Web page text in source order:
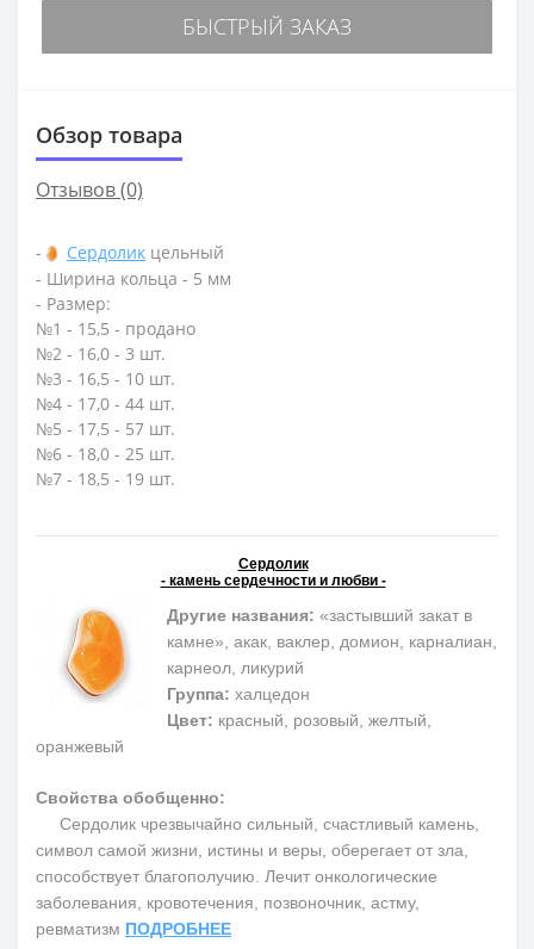
БЫСТРЫЙ ЗАКАЗ
Обзор товара
Отзывов (0)
- Сердолик цельный
- Ширина кольца - 5 мм
- Размер:
№1 - 15,5 - продано
№2 - 16,0 - 3 шт.
№3 - 16,5 - 10 шт.
№4 - 17,0 - 44 шт.
№5 - 17,5 - 57 шт.
№6 - 18,0 - 25 шт.
№7 - 18,5 - 19 шт.
Сердолик
- камень сердечности и любви -
Другие названия: «застывший закат в
камне», акак, ваклер, домион, карналиан,
карнеол, ликурий
Группа: халцедон
Цвет: красный, розовый, желтый,
оранжевый
Свойства обобщенно:
Сердолик чрезвычайно сильный, счастливый камень,
символ самой жизни, истины и веры, оберегает от зла,
способствует благополучию. Лечит онкологические
заболевания, кровотечения, позвоночник, астму,
ревматизм ПОДРОБНЕЕ